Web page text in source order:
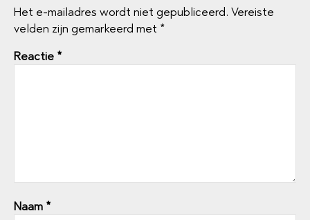
Het e-mailadres wordt niet gepubliceerd. Vereiste
velden zijn gemarkeerd met *
Reactie *
Naam *